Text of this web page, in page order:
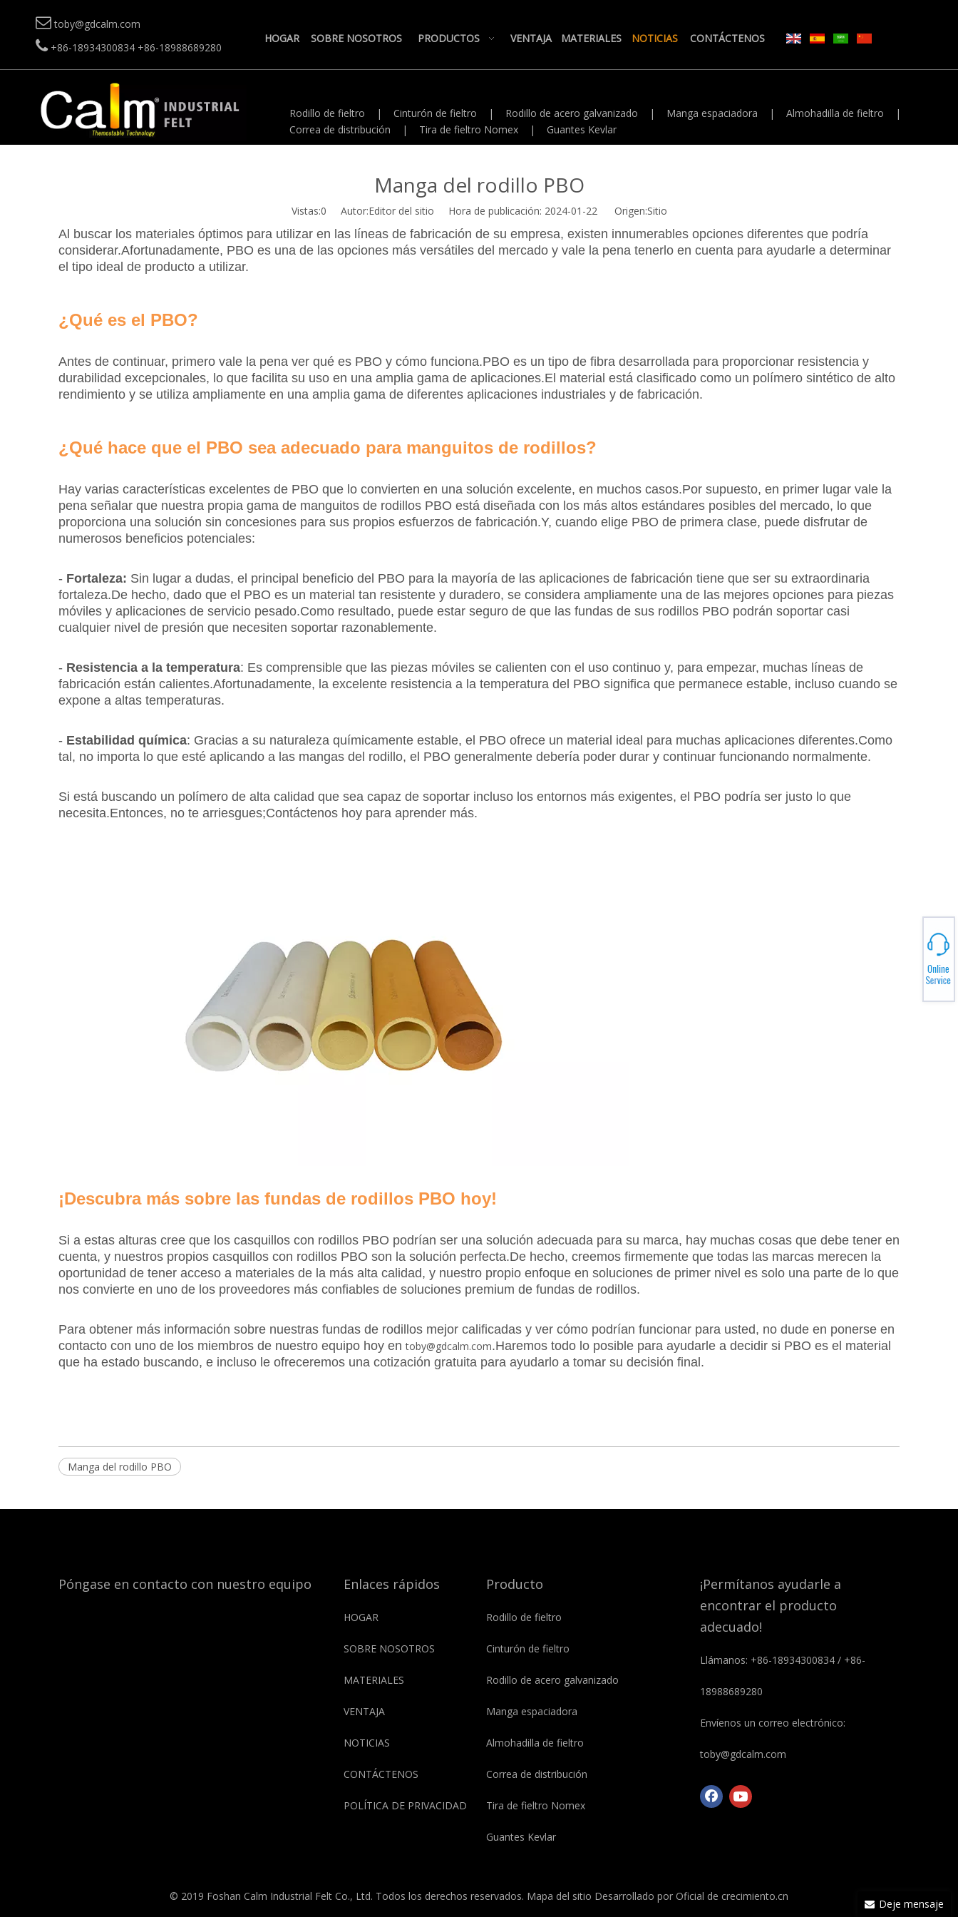
 toby@gdcalm.com
+86-18934300834 +86-18988689280
HOGAR SOBRE NOSOTROS PRODUCTOS VENTAJA MATERIALES NOTICIAS CONTÁCTENOS
Rodillo de fieltro | Cinturón de fieltro | Rodillo de acero galvanizado | Manga espaciadora | Almohadilla de fieltro
|
Correa de distribución
| Tira de fieltro Nomex | Guantes Kevlar
Manga del rodillo PBO
Vistas:0 Autor:Editor del sitio Hora de publicación: 2024-01-22 Origen:Sitio
Al buscar los materiales óptimos para utilizar en las líneas de fabricación de su empresa, existen innumerables opciones diferentes que podría
considerar.Afortunadamente, PBO es una de las opciones más versátiles del mercado y vale la pena tenerlo en cuenta para ayudarle a determinar
el tipo ideal de producto a utilizar.
¿Qué es el PBO?
Antes de continuar, primero vale la pena ver qué es PBO y cómo funciona.PBO es un tipo de fibra desarrollada para proporcionar resistencia y
durabilidad excepcionales, lo que facilita su uso en una amplia gama de aplicaciones.El material está clasificado como un polímero sintético de alto
rendimiento y se utiliza ampliamente en una amplia gama de diferentes aplicaciones industriales y de fabricación.
¿Qué hace que el PBO sea adecuado para manguitos de rodillos?
Hay varias características excelentes de PBO que lo convierten en una solución excelente, en muchos casos.Por supuesto, en primer lugar vale la
pena señalar que nuestra propia gama de manguitos de rodillos PBO está diseñada con los más altos estándares posibles del mercado, lo que
proporciona una solución sin concesiones para sus propios esfuerzos de fabricación.Y, cuando elige PBO de primera clase, puede disfrutar de
numerosos beneficios potenciales:
- Fortaleza: Sin lugar a dudas, el principal beneficio del PBO para la mayoría de las aplicaciones de fabricación tiene que ser su extraordinaria
fortaleza.De hecho, dado que el PBO es un material tan resistente y duradero, se considera ampliamente una de las mejores opciones para piezas
móviles y aplicaciones de servicio pesado.Como resultado, puede estar seguro de que las fundas de sus rodillos PBO podrán soportar casi
cualquier nivel de presión que necesiten soportar razonablemente.
- Resistencia a la temperatura: Es comprensible que las piezas móviles se calienten con el uso continuo y, para empezar, muchas líneas de
fabricación están calientes.Afortunadamente, la excelente resistencia a la temperatura del PBO significa que permanece estable, incluso cuando se
expone a altas temperaturas.
- Estabilidad química: Gracias a su naturaleza químicamente estable, el PBO ofrece un material ideal para muchas aplicaciones diferentes.Como
tal, no importa lo que esté aplicando a las mangas del rodillo, el PBO generalmente debería poder durar y continuar funcionando normalmente.
Si está buscando un polímero de alta calidad que sea capaz de soportar incluso los entornos más exigentes, el PBO podría ser justo lo que
necesita.Entonces, no te arriesgues;Contáctenos hoy para aprender más.
¡Descubra más sobre las fundas de rodillos PBO hoy!
Si a estas alturas cree que los casquillos con rodillos PBO podrían ser una solución adecuada para su marca, hay muchas cosas que debe tener en
cuenta, y nuestros propios casquillos con rodillos PBO son la solución perfecta.De hecho, creemos firmemente que todas las marcas merecen la
oportunidad de tener acceso a materiales de la más alta calidad, y nuestro propio enfoque en soluciones de primer nivel es solo una parte de lo que
nos convierte en uno de los proveedores más confiables de soluciones premium de fundas de rodillos.
Para obtener más información sobre nuestras fundas de rodillos mejor calificadas y ver cómo podrían funcionar para usted, no dude en ponerse en
contacto con uno de los miembros de nuestro equipo hoy entoby@gdcalm.com.Haremos todo lo posible para ayudarle a decidir si PBO es el material
que ha estado buscando, e incluso le ofreceremos una cotización gratuita para ayudarlo a tomar su decisión final.
Manga del rodillo PBO
Póngase en contacto con nuestro equipo Enlaces rápidos
HOGAR
SOBRE NOSOTROS
MATERIALES
VENTAJA
NOTICIAS
CONTÁCTENOS
POLÍTICA DE PRIVACIDAD
Producto
Rodillo de fieltro
Cinturón de fieltro
Rodillo de acero galvanizado
Manga espaciadora
Almohadilla de fieltro
Correa de distribución
Tira de fieltro Nomex
Guantes Kevlar
¡Permítanos ayudarle a
encontrar el producto
adecuado!
Llámanos: +86-18934300834 / +86-
18988689280
Envíenos un correo electrónico:
toby@gdcalm.com
Deje mensaje
© 2019 Foshan Calm Industrial Felt Co., Ltd. Todos los derechos reservados. Mapa del sitio Desarrollado por Oficial de crecimiento.cn